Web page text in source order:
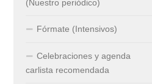
(Nuestro periódico)
Fórmate (Intensivos)
Celebraciones y agenda
carlista recomendada